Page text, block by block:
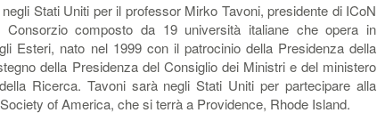
Stati Uniti per il professor Mirko Tavoni, presidente di ICoN
composto da 19 università italiane che opera in
Esteri, nato nel 1999 con il patrocinio della Presidenza della
della Presidenza del Consiglio dei Ministri e del ministero
Ricerca. Tavoni sarà negli Stati Uniti per partecipare alla
of America, che si terrà a Providence, Rhode Island.